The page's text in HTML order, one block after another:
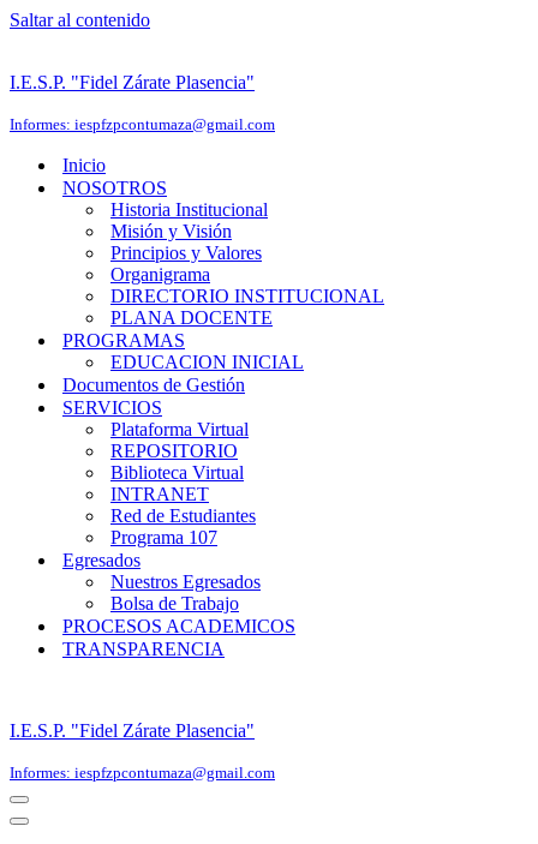
Saltar al contenido
I.E.S.P. "Fidel Zárate Plasencia"
Informes: iespfzpcontumaza@gmail.com
Inicio
NOSOTROS
Historia Institucional
Misión y Visión
Principios y Valores
Organigrama
DIRECTORIO INSTITUCIONAL
PLANA DOCENTE
PROGRAMAS
EDUCACION INICIAL
Documentos de Gestión
SERVICIOS
Plataforma Virtual
REPOSITORIO
Biblioteca Virtual
INTRANET
Red de Estudiantes
Programa 107
Egresados
Nuestros Egresados
Bolsa de Trabajo
PROCESOS ACADEMICOS
TRANSPARENCIA
I.E.S.P. "Fidel Zárate Plasencia"
Informes: iespfzpcontumaza@gmail.com
Menú
de
Menú